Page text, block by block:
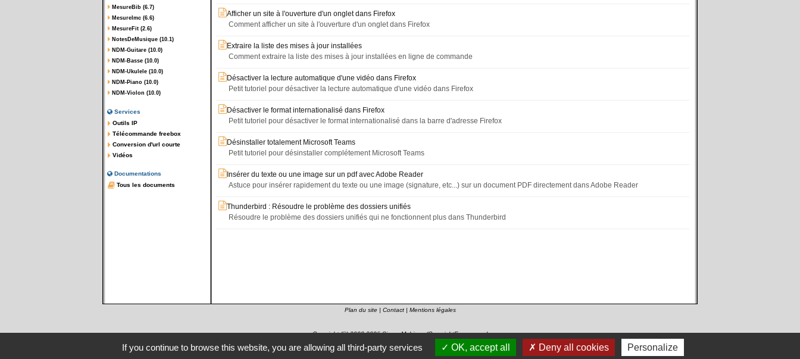
MesureBib (6.7)
MesureImc (6.6)
MesureFit (2.6)
NotesDeMusique (10.1)
NDM-Guitare (10.0)
NDM-Basse (10.0)
NDM-Ukulele (10.0)
NDM-Piano (10.0)
NDM-Violon (10.0)
Services
Outils IP
Télécommande freebox
Conversion d'url courte
Vidéos
Documentations
Tous les documents
Afficher un site à l'ouverture d'un onglet dans Firefox
Comment afficher un site à l'ouverture d'un onglet dans Firefox
Extraire la liste des mises à jour installées
Comment extraire la liste des mises à jour installées en ligne de commande
Désactiver la lecture automatique d'une vidéo dans Firefox
Petit tutoriel pour désactiver la lecture automatique d'une vidéo dans Firefox
Désactiver le format internationalisé dans Firefox
Petit tutoriel pour désactiver le format internationalisé dans la barre d'adresse Firefox
Désinstaller totalement Microsoft Teams
Petit tutoriel pour désinstaller complétement Microsoft Teams
Insérer du texte ou une image sur un pdf avec Adobe Reader
Astuce pour insérer rapidement du texte ou une image (signature, etc...) sur un document PDF directement dans Adobe Reader
Thunderbird : Résoudre le problème des dossiers unifiés
Résoudre le problème des dossiers unifiés qui ne fonctionnent plus dans Thunderbird
Plan du site| Contact| Mentions légales
Copyright (©) 2003-2026Simon Mahieux(CopyrightFrance.com)
HTML 5etCSS
If you continue to browse this website, you are allowing all third-party services OK, accept all Deny all cookies Personalize